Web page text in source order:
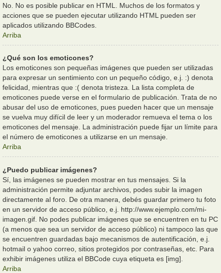
No. No es posible publicar en HTML. Muchos de los formatos y
acciones que se pueden ejecutar utilizando HTML pueden ser
aplicados utilizando BBCodes.
Arriba
¿Qué son los emoticones?
Los emoticones son pequeñas imágenes que pueden ser utilizadas
para expresar un sentimiento con un pequeño código, e.j. :) denota
felicidad, mientras que :( denota tristeza. La lista completa de
emoticones puede verse en el formulario de publicación. Trata de no
abusar del uso de emoticones, pues pueden hacer que un mensaje
se vuelva muy difícil de leer y un moderador remueva el tema o los
emoticones del mensaje. La administración puede fijar un límite para
el número de emoticones a utilizarse en un mensaje.
Arriba
¿Puedo publicar imágenes?
Sí, las imágenes se pueden mostrar en tus mensajes. Si la
administración permite adjuntar archivos, podes subir la imagen
directamente al foro. De otra manera, debés guardar primero tu foto
en un servidor de acceso público, e.j. http://www.ejemplo.com/mi-
imagen.gif. No podes publicar imágenes que se encuentren en tu PC
(a menos que sea un servidor de acceso público) ni tampoco las que
se encuentren guardadas bajo mecanismos de autentificación, e.j.
hotmail o yahoo correo, sitios protegidos por contraseñas, etc. Para
exhibir imágenes utiliza el BBCode cuya etiqueta es [img].
Arriba